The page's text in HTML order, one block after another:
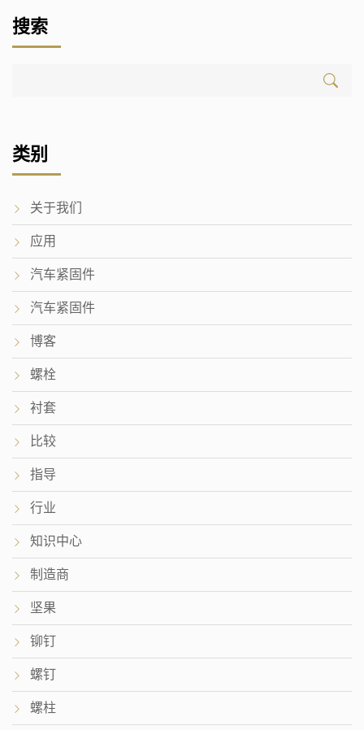
搜索
类别
关于我们
应用
汽车紧固件
汽车紧固件
博客
螺栓
衬套
比较
指导
行业
知识中心
制造商
坚果
铆钉
螺钉
螺柱